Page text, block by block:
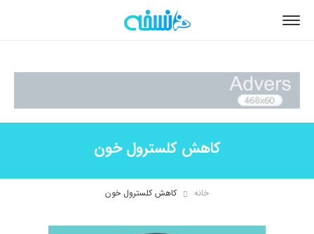
کاهش کلسترول خون
خانه کاهش کلسترول خون